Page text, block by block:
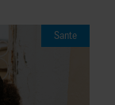
Sante